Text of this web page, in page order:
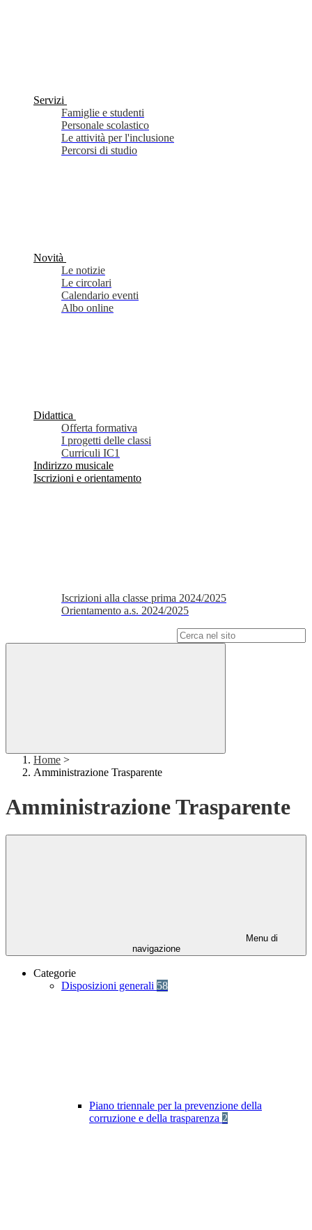
Servizi
Famiglie e studenti
Personale scolastico
Le attività per l'inclusione
Percorsi di studio
Novità
Le notizie
Le circolari
Calendario eventi
Albo online
Didattica
Offerta formativa
I progetti delle classi
Curriculi IC1
Indirizzo musicale
Iscrizioni e orientamento
Iscrizioni alla classe prima 2024/2025
Orientamento a.s. 2024/2025
Home >
Amministrazione Trasparente
Amministrazione Trasparente
Menu di
navigazione
Categorie
Disposizioni generali 58
Piano triennale per la prevenzione della
corruzione e della trasparenza 2